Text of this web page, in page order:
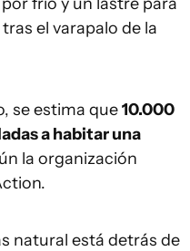
el varapalo de la
se estima que10.000
a habitar una
la organización
natural está detrás de